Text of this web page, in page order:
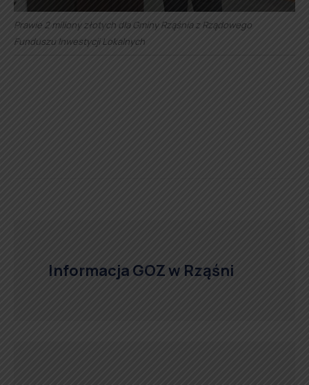
Prawie 2 miliony złotych dla Gminy Rząśnia z Rządowego
Funduszu Inwestycji Lokalnych
Informacja GOZ w Rząśni